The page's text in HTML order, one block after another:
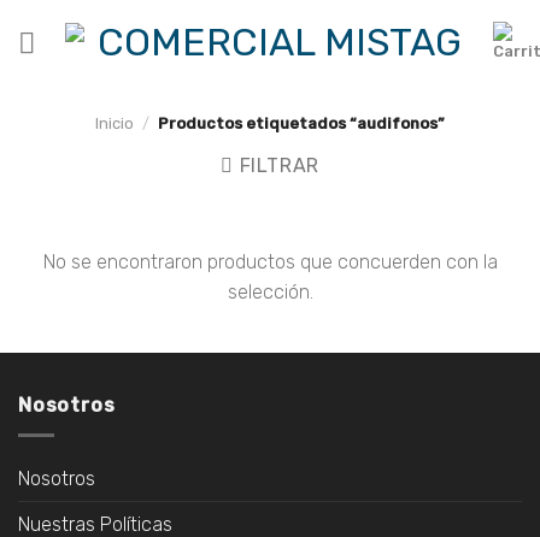
Inicio / Productos etiquetados “audifonos”
FILTRAR
No se encontraron productos que concuerden con la
selección.
Nosotros
Nosotros
Nuestras Políticas